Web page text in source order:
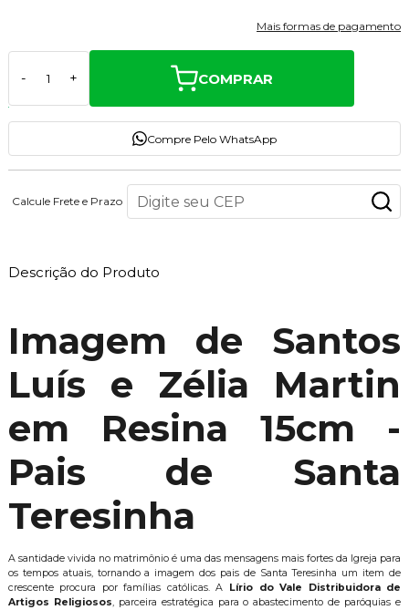
Mais formas de pagamento
- + COMPRAR
Compre Pelo WhatsApp
Calcule Frete e Prazo
Descrição do Produto
Imagem de Santos
Luís e Zélia Martin
em Resina 15cm -
Pais de Santa
Teresinha
A santidade vivida no matrimônio é uma das mensagens mais fortes da Igreja para
os tempos atuais, tornando a imagem dos pais de Santa Teresinha um item de
crescente procura por famílias católicas. A
Lírio do Vale Distribuidora de
Artigos Religiosos, parceira estratégica para o abastecimento de paróquias e